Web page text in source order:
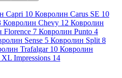
Capri 10 Ковролин Carus SE 10
Ковролин Chevy 12 Ковролин
Florence 7 Ковролин Punto 4
Sense 5 Ковролин Split 8
Trafalgar 10 Ковролин
Impressions 14